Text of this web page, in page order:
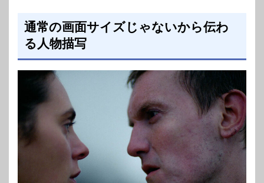
通常の画面サイズじゃないから伝わ
る人物描写